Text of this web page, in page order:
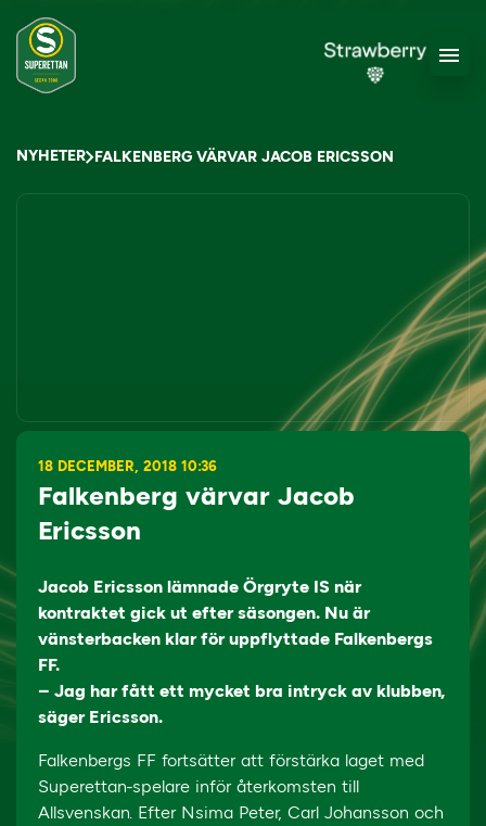
NYHETER FALKENBERG VÄRVAR JACOB ERICSSON
18 DECEMBER, 2018 10:36
Falkenberg värvar Jacob
Ericsson
Jacob Ericsson lämnade Örgryte IS när
kontraktet gick ut efter säsongen. Nu är
vänsterbacken klar för uppflyttade Falkenbergs
FF.
– Jag har fått ett mycket bra intryck av klubben,
säger Ericsson.
Falkenbergs FF fortsätter att förstärka laget med
Superettan-spelare inför återkomsten till
Allsvenskan. Efter Nsima Peter, Carl Johansson och